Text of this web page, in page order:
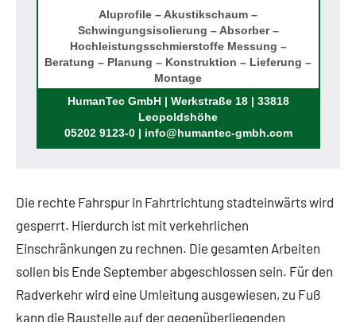
Aluprofile – Akustikschaum –
Schwingungsisolierung – Absorber –
Hochleistungsschmierstoffe Messung –
Beratung – Planung – Konstruktion – Lieferung –
Montage
Rufen Sie uns an!
HumanTec GmbH | Werkstraße 18 | 33818
Leopoldshöhe
05202 9123-0 | info@humantec-gmbh.com
Die rechte Fahrspur in Fahrtrichtung stadteinwärts wird
gesperrt. Hierdurch ist mit verkehrlichen
Einschränkungen zu rechnen. Die gesamten Arbeiten
sollen bis Ende September abgeschlossen sein. Für den
Radverkehr wird eine Umleitung ausgewiesen, zu Fuß
kann die Baustelle auf der gegenüberliegenden